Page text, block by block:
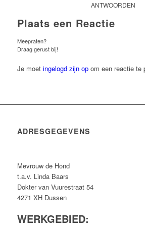
ANTWOORDEN
Plaats een Reactie
Meepraten?
Draag gerust bij!
Je moet ingelogd zijn opom een reactie te
ADRESGEGEVENS
Mevrouw de Hond
t.a.v. Linda Baars
Dokter van Vuurestraat 54
4271 XH Dussen
WERKGEBIED: